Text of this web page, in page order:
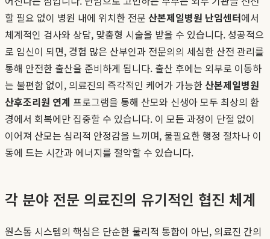
할 필요 없이 병원 내에 위치한 전문 산본제일병원 난임센터에서
체계적인 검사와 상담, 맞춤형 시술을 받을 수 있습니다. 성공적으
로 임신이 되면, 경험 많은 산부인과 전문의의 세심한 산전 관리를
통해 안전한 출산을 준비하게 됩니다. 출산 후에는 외부로 이동하
는 불편함 없이, 의료진의 즉각적인 케어가 가능한 산본제일병원
산후조리원 연계 프로그램을 통해 산모와 신생아 모두 최상의 환
경에서 회복에만 집중할 수 있습니다. 이 모든 과정이 단절 없이
이어져 산모는 심리적 안정감을 느끼며, 불필요한 행정 절차나 이
동에 드는 시간과 에너지를 절약할 수 있습니다.
각 분야 전문 의료진의 유기적인 협진 체계
원스톱 시스템의 핵심은 단순한 물리적 통합이 아닌, 의료진 간의